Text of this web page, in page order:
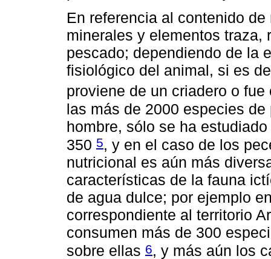
En referencia al contenido
minerales y elementos traza,
pescado; dependiendo de la
fisiológico del animal, si es
proviene de un criadero o
las más de 2000 especies
hombre, sólo se ha
350 5, y en el caso de los
nutricional es aún más
características de la fauna
de agua dulce; por ejemplo
correspondiente al territorio
consumen más de 300
sobre ellas 6, y más aún los